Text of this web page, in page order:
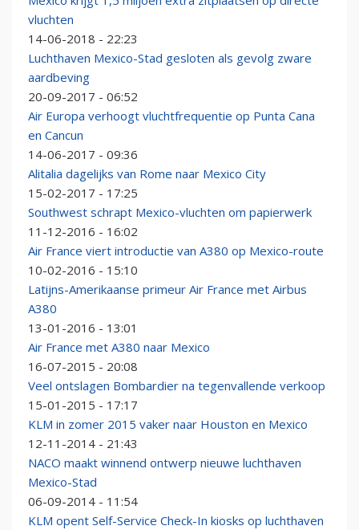
vluchten
14-06-2018 - 22:23
Luchthaven Mexico-Stad gesloten als gevolg zware
aardbeving
20-09-2017 - 06:52
Air Europa verhoogt vluchtfrequentie op Punta Cana
en Cancun
14-06-2017 - 09:36
Alitalia dagelijks van Rome naar Mexico City
15-02-2017 - 17:25
Southwest schrapt Mexico-vluchten om papierwerk
11-12-2016 - 16:02
Air France viert introductie van A380 op Mexico-route
10-02-2016 - 15:10
Latijns-Amerikaanse primeur Air France met Airbus
A380
13-01-2016 - 13:01
Air France met A380 naar Mexico
16-07-2015 - 20:08
Veel ontslagen Bombardier na tegenvallende verkoop
15-01-2015 - 17:17
KLM in zomer 2015 vaker naar Houston en Mexico
12-11-2014 - 21:43
NACO maakt winnend ontwerp nieuwe luchthaven
Mexico-Stad
06-09-2014 - 11:54
KLM opent Self-Service Check-In kiosks op luchthaven